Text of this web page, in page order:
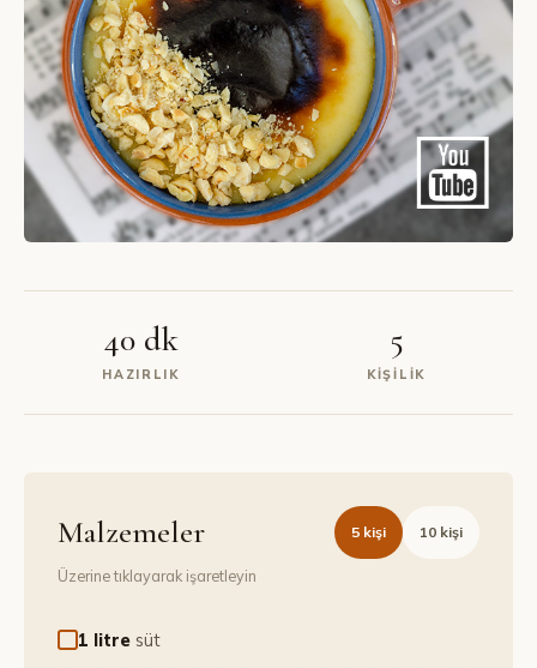
40 dk
HAZIRLIK
5
KIŞILIK
Malzemeler 5 kişi 10 kişi
Üzerine tıklayarak işaretleyin
1 litre süt